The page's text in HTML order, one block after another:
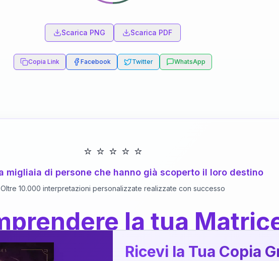
anni
Scarica PNG Scarica PDF
Copia Link Facebook Twitter WhatsApp
⭐ ⭐ ⭐ ⭐ ⭐
migliaia di persone che hanno già scoperto il loro destino
Oltre 10.000 interpretazioni personalizzate realizzate con successo
la tua
dettaglio?
del Libro
Ricevi la Tua Copia